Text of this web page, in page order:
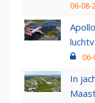
06-08-
In